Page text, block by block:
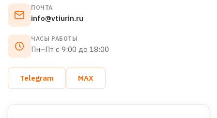
ПОЧТА
info@vtiurin.ru
ЧАСЫ РАБОТЫ
Пн–Пт с 9:00 до 18:00
Telegram MAX